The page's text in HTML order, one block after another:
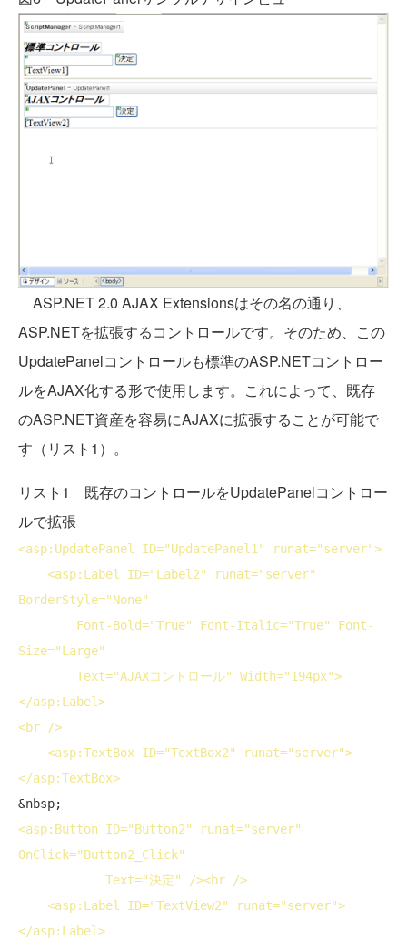
ASP.NET 2.0 AJAX Extensionsはその名の通り、
ASP.NETを拡張するコントロールです。そのため、この
UpdatePanelコントロールも標準のASP.NETコントロー
ルをAJAX化する形で使用します。これによって、既存
のASP.NET資産を容易にAJAXに拡張することが可能で
す（リスト1）。
リスト1 既存のコントロールをUpdatePanelコントロー
ルで拡張
<asp:UpdatePanel ID="UpdatePanel1" runat="server">
<asp:Label ID="Label2" runat
BorderStyle="None"
Font-Bold="True" Font-Italic="True" Font-
Size="Large"
Text="AJAXコントロール" Width="194px">
</asp:Label>
<br />
<asp:TextBox ID="TextBox2" runat="server">
</asp:TextBox>
<asp:Button ID="Button2" runat
OnClick="Button2_Click"
Text="決定" /><br />
<asp:Label ID="TextView2" runat="server">
</asp:Label>